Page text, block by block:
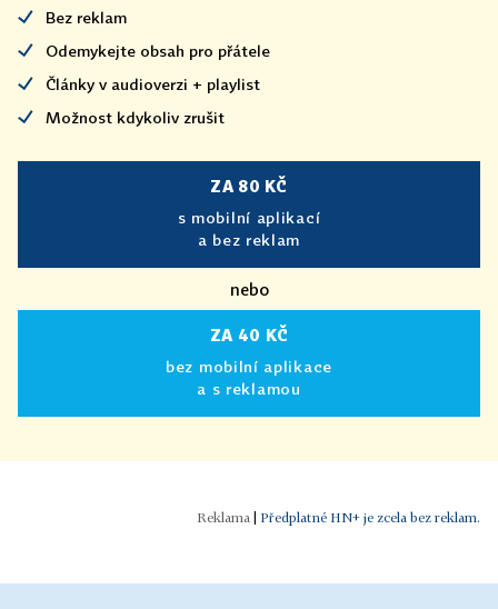
Bez reklam
Odemykejte obsah pro přátele
Články v audioverzi + playlist
Možnost kdykoliv zrušit
ZA 80 KČ
s mobilní aplikací
a bez reklam
nebo
ZA 40 KČ
bez mobilní aplikace
a s reklamou
Předplatné HN+ je zcela bez reklam.